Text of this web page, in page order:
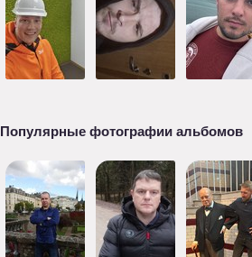
Популярные фотографии альбомов